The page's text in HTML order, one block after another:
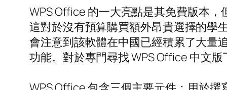
WPS Office 的一大亮點是其免費版本
這對於沒有預算購買額外昂貴選擇的學
會注意到該軟體在中國已經積累了大量
功能。對於專門尋找 WPS Office 中文